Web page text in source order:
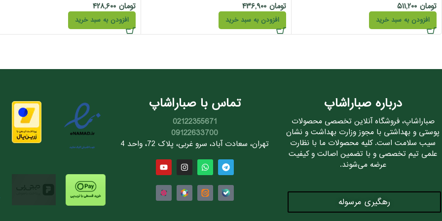
تومان
افزودن به سبد خرید
تومان
افزودن به سبد خرید
تومان
افزودن به سبد خرید
درباره صباراشاپ
صباراشاپ، فروشگاه آنلاین تخصصی محصولات
پوستی و بهداشتی با مجوز وزارت بهداشت و نشان
سیب سلامت است. کلیه محصولات ما با نظارت
علمی تیم تخصصی و با تضمین اصالت و کیفیت
عرضه می‌شوند.
رهگیری مرسوله
تماس با صباراشاپ
02122355671
09122633700
تهران، سعادت آباد، سرو غربی، پلاک 72، واحد 4